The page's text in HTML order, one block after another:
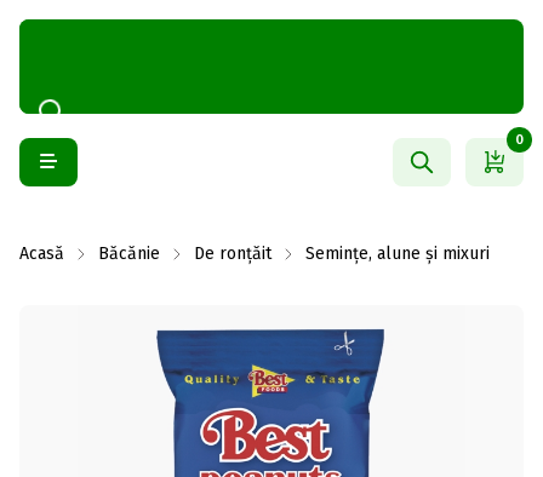
0
Acasă Băcănie De ronțăit Semințe, alune și mixuri